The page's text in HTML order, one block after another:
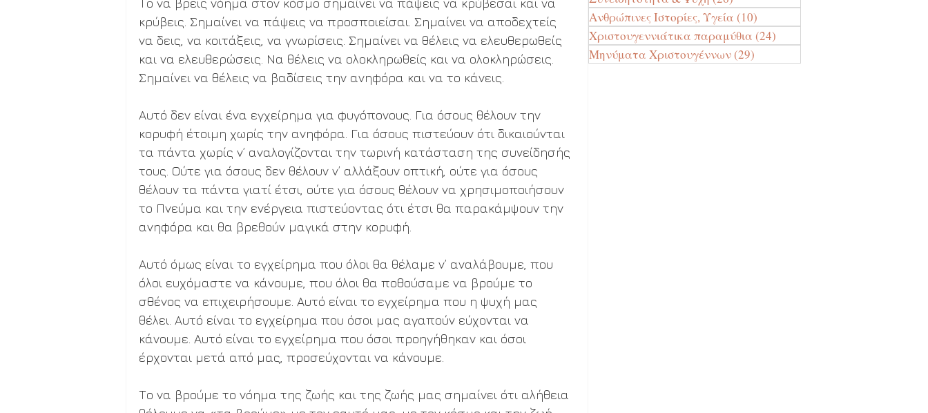
Το να βρεις νόημα στον κόσμο σημαίνει να πάψεις να κρύβεσαι και να
κρύβεις. Σημαίνει να πάψεις να προσποιείσαι. Σημαίνει να αποδεχτείς
να δεις, να κοιτάξεις, να γνωρίσεις. Σημαίνει να θέλεις να ελευθερωθείς
και να ελευθερώσεις. Να θέλεις να ολοκληρωθείς και να ολοκληρώσεις.
Σημαίνει να θέλεις να βαδίσεις την ανηφόρα και να το κάνεις.
Αυτό δεν είναι ένα εγχείρημα για φυγόπονους. Για όσους θέλουν την
κορυφή έτοιμη χωρίς την ανηφόρα. Για όσους πιστεύουν ότι δικαιούνται
τα πάντα χωρίς ν’ αναλογίζονται την τωρινή κατάσταση της συνείδησής
τους. Ούτε για όσους δεν θέλουν ν’ αλλάξουν οπτική, ούτε για όσους
θέλουν τα πάντα γιατί έτσι, ούτε για όσους θέλουν να χρησιμοποιήσουν
το Πνεύμα και την ενέργεια πιστεύοντας ότι έτσι θα παρακάμψουν την
ανηφόρα και θα βρεθούν μαγικά στην κορυφή.
Αυτό όμως είναι το εγχείρημα που όλοι θα θέλαμε ν’ αναλάβουμε, που
όλοι ευχόμαστε να κάνουμε, που όλοι θα ποθούσαμε να βρούμε το
σθένος να επιχειρήσουμε. Αυτό είναι το εγχείρημα που η ψυχή μας
θέλει. Αυτό είναι το εγχείρημα που όσοι μας αγαπούν εύχονται να
κάνουμε. Αυτό είναι το εγχείρημα που όσοι προηγήθηκαν και όσοι
έρχονται μετά από μας, προσεύχονται να κάνουμε.
Το να βρούμε το νόημα της ζωής και της ζωής μας σημαίνει ότι αλήθεια
Ανθρώπινες Ιστορίες, Υγεία (10)
Χριστουγεννιάτικα παραμύθια (24)
Μηνύματα Χριστουγέννων(29)